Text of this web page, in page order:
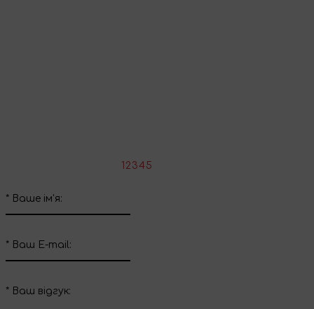
1 2 34 5
* Ваше ім'я:
* Ваш E-mail:
* Ваш вiдгук: